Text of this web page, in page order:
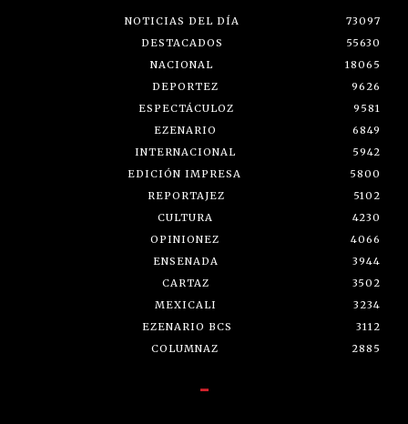
NOTICIAS DEL DÍA
73097
DESTACADOS
55630
NACIONAL
18065
DEPORTEZ
9626
ESPECTÁCULOZ
9581
EZENARIO
6849
INTERNACIONAL
5942
EDICIÓN IMPRESA
5800
REPORTAJEZ
5102
CULTURA
4230
OPINIONEZ
4066
ENSENADA
3944
CARTAZ
3502
MEXICALI
3234
EZENARIO BCS
3112
COLUMNAZ
2885
-